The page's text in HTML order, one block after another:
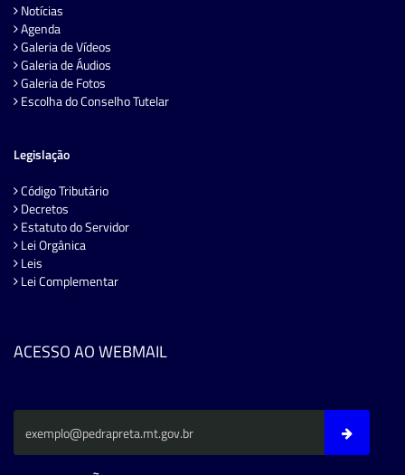
Notícias
Agenda
Galeria de Vídeos
Galeria de Áudios
Galeria de Fotos
Escolha do Conselho Tutelar
Legislação
Código Tributário
Decretos
Estatuto do Servidor
Lei Orgânica
Leis
Lei Complementar
ACESSO AO WEBMAIL